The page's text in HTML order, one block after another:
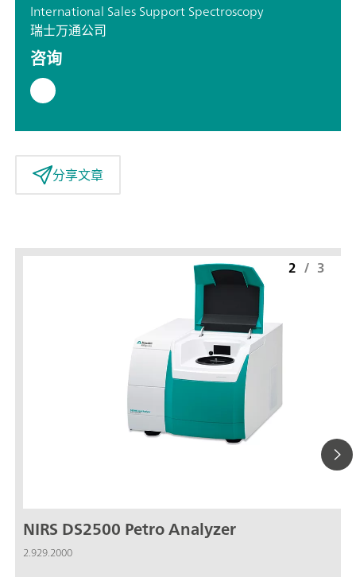
International Sales Support Spectroscopy
瑞士万通公司
咨询
分享文章
NIRS DS2500 Petro Analyzer
2.929.2000
2 / 3